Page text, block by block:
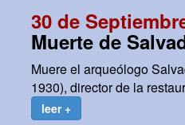
30 de
Muerte de
Muere el arqueólogo
1930), director de la
leer +